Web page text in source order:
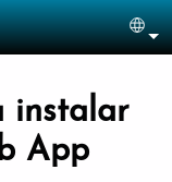
instalar
App